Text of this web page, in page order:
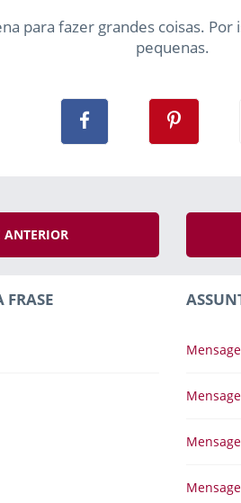
para fazer grandes coisas. Por
pequenas.
ANTERIOR
FRASE